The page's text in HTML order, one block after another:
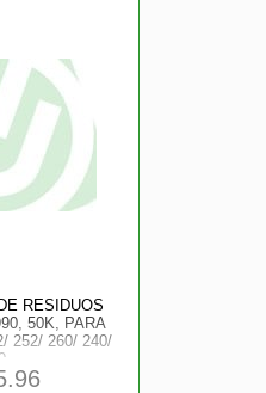
RESIDUOS
50K, PARA
252/ 260/ 240/